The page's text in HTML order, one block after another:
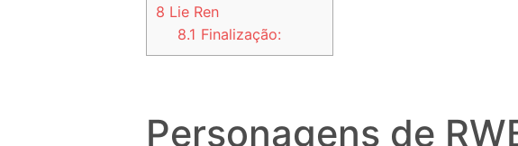
8 Lie Ren
8.1 Finalização:
Personagens de